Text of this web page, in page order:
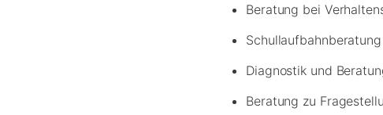
Beratung bei
Schullaufbahnberatung
Diagnostik und
Beratung zu